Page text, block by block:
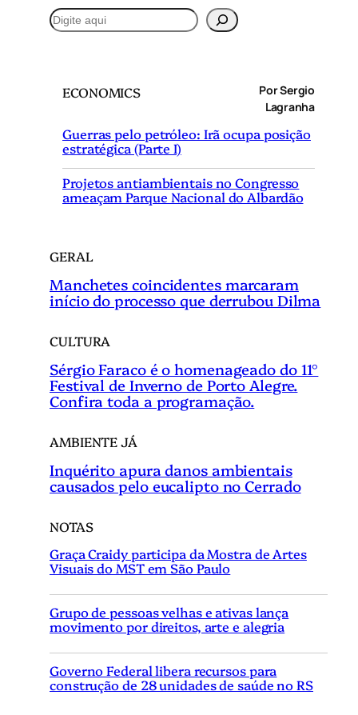
P
e
ECONOMICS
Por Sergio
Lagranha
Guerras pelo petróleo: Irã ocupa posição
estratégica (Parte I)
Projetos antiambientais no Congresso
ameaçam Parque Nacional do Albardão
GERAL
Manchetes coincidentes marcaram
início do processo que derrubou Dilma
CULTURA
Sérgio Faraco é o homenageado do 11°
Festival de Inverno de Porto Alegre.
Confira toda a programação.
AMBIENTE JÁ
Inquérito apura danos ambientais
causados pelo eucalipto no Cerrado
NOTAS
Graça Craidy participa da Mostra de Artes
Visuais do MST em São Paulo
Grupo de pessoas velhas e ativas lança
movimento por direitos, arte e alegria
Governo Federal libera recursos para
construção de 28 unidades de saúde no RS